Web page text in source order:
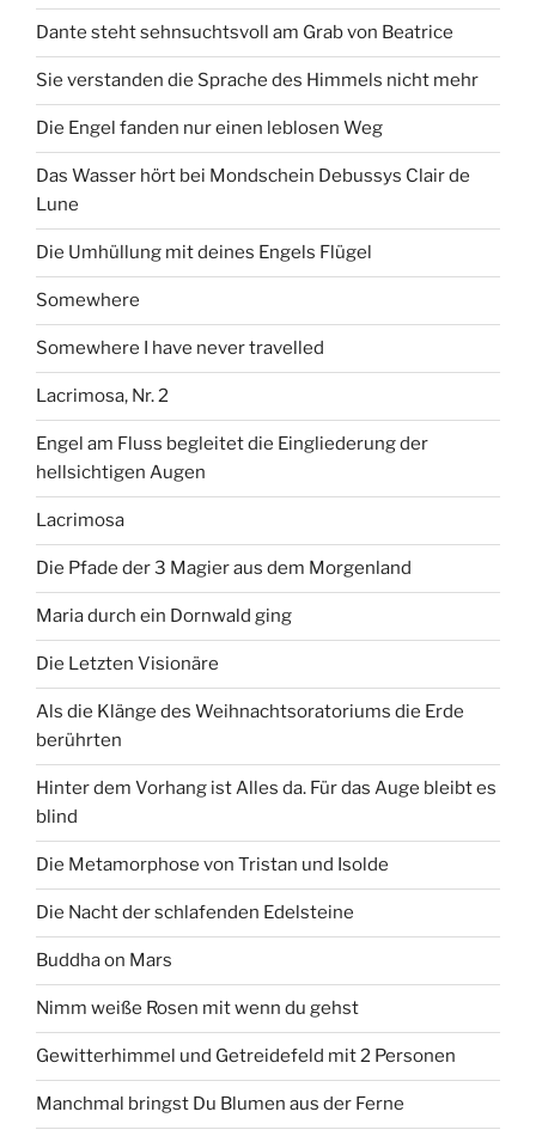
Dante steht sehnsuchtsvoll am Grab von Beatrice
Sie verstanden die Sprache des Himmels nicht mehr
Die Engel fanden nur einen leblosen Weg
Das Wasser hört bei Mondschein Debussys Clair de
Lune
Die Umhüllung mit deines Engels Flügel
Somewhere
Somewhere I have never travelled
Lacrimosa, Nr. 2
Engel am Fluss begleitet die Eingliederung der
hellsichtigen Augen
Lacrimosa
Die Pfade der 3 Magier aus dem Morgenland
Maria durch ein Dornwald ging
Die Letzten Visionäre
Als die Klänge des Weihnachtsoratoriums die Erde
berührten
Hinter dem Vorhang ist Alles da. Für das Auge bleibt es
blind
Die Metamorphose von Tristan und Isolde
Die Nacht der schlafenden Edelsteine
Buddha on Mars
Nimm weiße Rosen mit wenn du gehst
Gewitterhimmel und Getreidefeld mit 2 Personen
Manchmal bringst Du Blumen aus der Ferne